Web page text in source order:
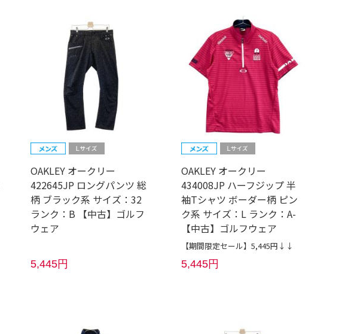
OAKLEY オークリー
422645JP ロングパンツ 総
柄 ブラック系 サイズ：32
ランク：B 【中古】ゴルフ
ウェア
5,445円
OAKLEY オークリー
434008JP ハーフジップ 半
袖Tシャツ ボーダー柄 ピン
ク系 サイズ：L ランク：A-
【中古】ゴルフウェア
【期間限定セール】5,445円↓↓
5,445円